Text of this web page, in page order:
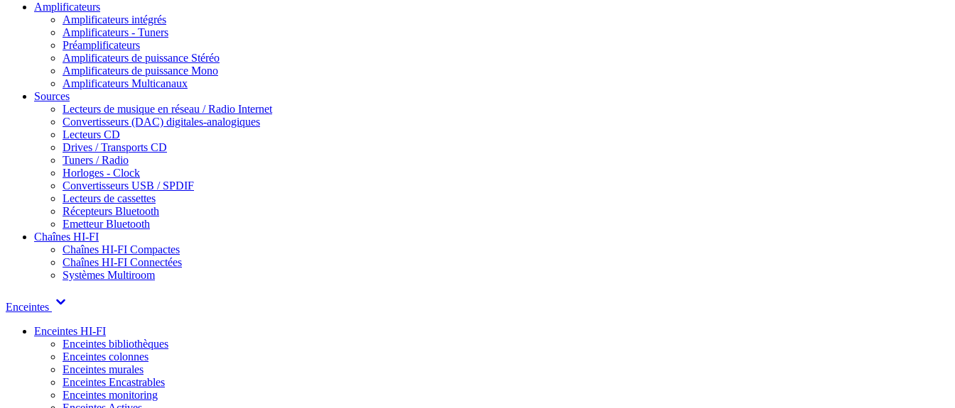
Amplificateurs
Amplificateurs intégrés
Amplificateurs - Tuners
Préamplificateurs
Amplificateurs de puissance Stéréo
Amplificateurs de puissance Mono
Amplificateurs Multicanaux
Sources
Lecteurs de musique en réseau / Radio Internet
Convertisseurs (DAC) digitales-analogiques
Lecteurs CD
Drives / Transports CD
Tuners / Radio
Horloges - Clock
Convertisseurs USB / SPDIF
Lecteurs de cassettes
Récepteurs Bluetooth
Emetteur Bluetooth
Chaînes HI-FI
Chaînes HI-FI Compactes
Chaînes HI-FI Connectées
Systèmes Multiroom
Enceintes
Enceintes HI-FI
Enceintes bibliothèques
Enceintes colonnes
Enceintes murales
Enceintes Encastrables
Enceintes monitoring